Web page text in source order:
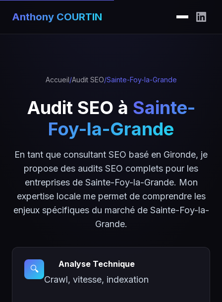
Anthony COURTIN
Accueil/Audit SEO/Sainte-Foy-la-Grande
Audit SEO à Sainte-
Foy-la-Grande
En tant que consultant SEO basé en Gironde, je
propose des audits SEO complets pour les
entreprises de Sainte-Foy-la-Grande. Mon
expertise locale me permet de comprendre les
enjeux spécifiques du marché de Sainte-Foy-la-
Grande.
🔍 Analyse Technique
Crawl, vitesse, indexation